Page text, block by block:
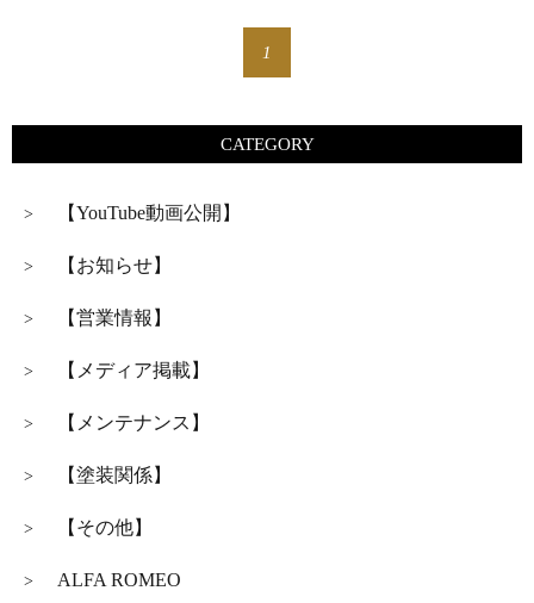
1
CATEGORY
> 【YouTube動画公開】
> 【お知らせ】
> 【営業情報】
> 【メディア掲載】
> 【メンテナンス】
> 【塗装関係】
> 【その他】
> ALFA ROMEO